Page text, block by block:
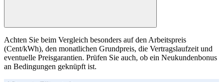
Achten Sie beim Vergleich besonders auf den Arbeitspreis
(Cent/kWh), den monatlichen Grundpreis, die Vertragslaufzeit und
eventuelle Preisgarantien. Prüfen Sie auch, ob ein Neukundenbonus
an Bedingungen geknüpft ist.